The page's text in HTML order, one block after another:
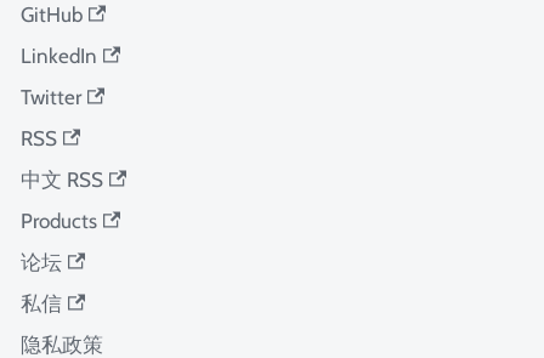
GitHub
LinkedIn
Twitter
RSS
中文 RSS
Products
论坛
私信
隐私政策